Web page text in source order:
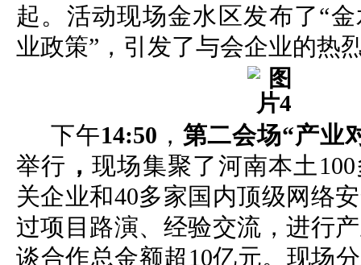
起。活动现场金水区发布了“
业政策”，引发了与会企业的热
下午14:50 ， 第二会场“产业
举行 ， 现场集聚了河南本土
关企业和40多家国内顶级网络
过项目路演、经验交流，进行
谈合作总金额超10亿元。现场